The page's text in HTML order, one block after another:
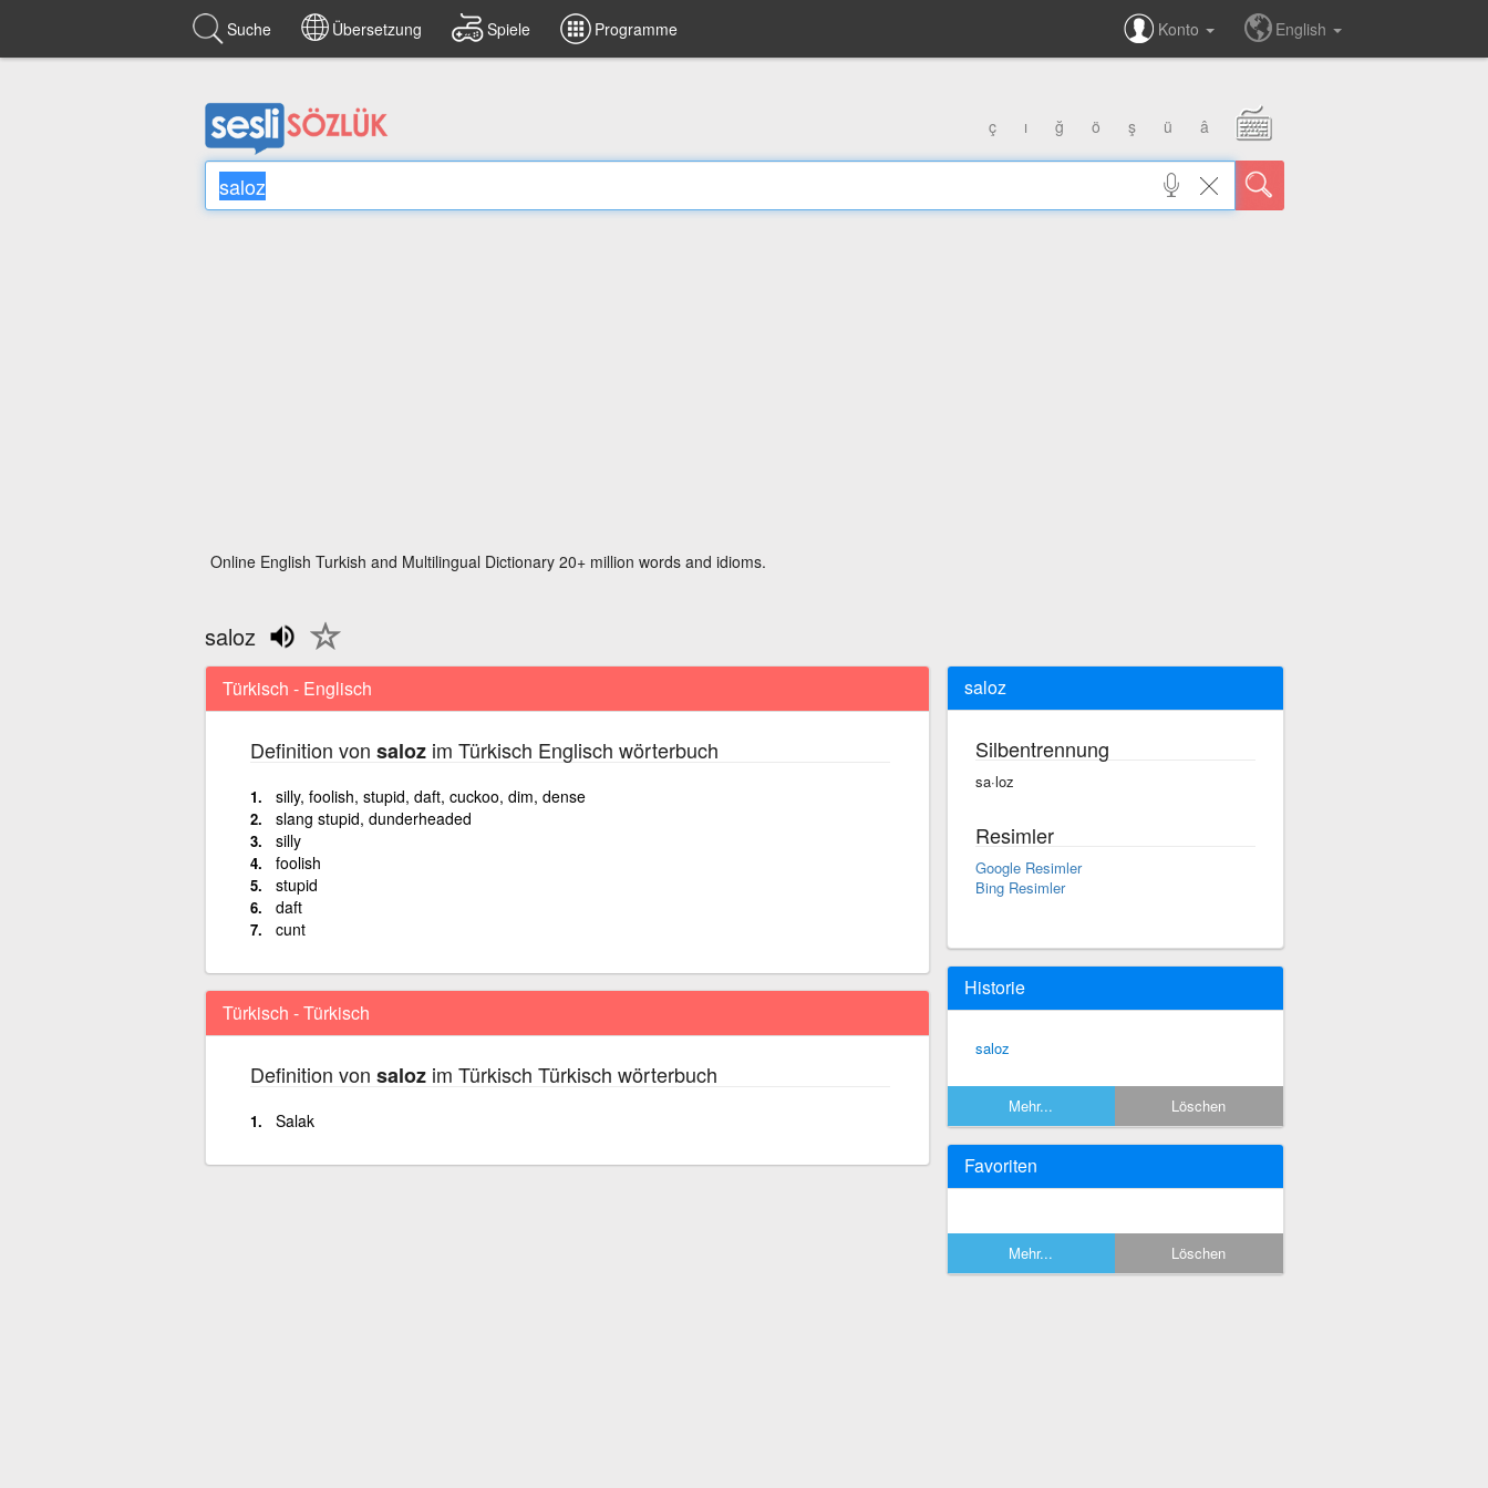
Suche Übersetzung Spiele Programme Konto English
ç ı ğ ö ş ü â
Online English Turkish and Multilingual Dictionary 20+ million words and idioms.
saloz
Türkisch - Englisch
Definition von salozim Türkisch Englisch wörterbuch
silly, foolish, stupid, daft, cuckoo, dim, dense
slang stupid, dunderheaded
silly
foolish
stupid
daft
cunt
Türkisch - Türkisch
Definition von salozim Türkisch Türkisch wörterbuch
Salak
saloz
Silbentrennung
sa·loz
Resimler
Google Resimler
Bing Resimler
Historie
saloz
Mehr... Löschen
Favoriten
Mehr... Löschen